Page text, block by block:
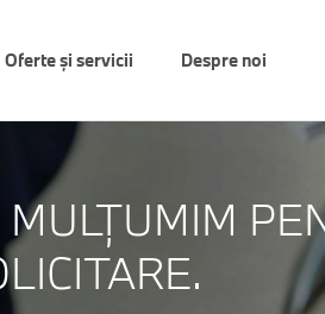
Oferte și servicii Despre noi
MULŢUMIM